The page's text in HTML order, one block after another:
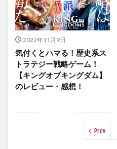
2022年11月9日
気付くとハマる！歴史系ス
トラテジー戦略ゲーム！
【キングオブキングダム】
のレビュー・感想！
Prev